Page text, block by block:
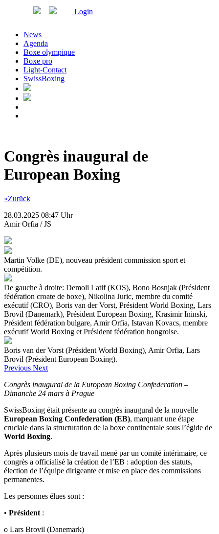
Login
News
Agenda
Boxe olympique
Boxe pro
Light-Contact
SwissBoxing
Congrès inaugural de
European Boxing
«Zurück
28.03.2025 08:47 Uhr
Amir Orfia / JS
Martin Volke (DE), nouveau président commission sport et
compétition.
De gauche à droite: Demoli Latif (KOS), Bono Bosnjak (Président
fédération croate de boxe), Nikolina Juric, membre du comité
exécutif (CRO), Boris van der Vorst, Président World Boxing, Lars
Brovil (Danemark), Président European Boxing, Krasimir Ininski,
Président fédération bulgare, Amir Orfia, Istavan Kovacs, membre
exécutif World Boxing et Président fédération hongroise.
Boris van der Vorst (Président World Boxing), Amir Orfia, Lars
Brovil (Président European Boxing).
Previous Next
Congrès inaugural de la European Boxing Confederation –
Dimanche 24 mars à Prague
SwissBoxing était présente au congrès inaugural de la nouvelle
European Boxing Confederation (EB), marquant une étape
cruciale dans la structuration de la boxe continentale sous l’égide de
World Boxing.
Après plusieurs mois de travail mené par un comité intérimaire, ce
congrès a officialisé la création de l’EB : adoption des statuts,
élection de l’équipe dirigeante et mise en place des commissions
permanentes.
Les personnes élues sont :
• Président :
o Lars Brovil (Danemark)